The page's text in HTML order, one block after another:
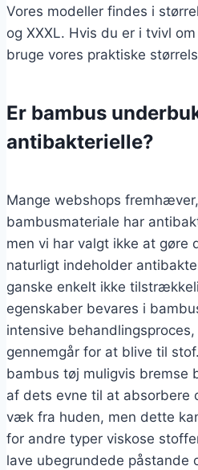
Vores modeller findes i
og XXXL. Hvis du er i tvivl
bruge vores praktiske
Er bambus
antibakterielle?
Mange webshops
bambusmateriale har
men vi har valgt ikke at gøre
naturligt indeholder
ganske enkelt ikke
egenskaber bevares i
intensive
gennemgår for at blive til
bambus tøj muligvis bremse
af dets evne til at absorbere
væk fra huden, men dette
for andre typer viskose
lave ubegrundede påstande